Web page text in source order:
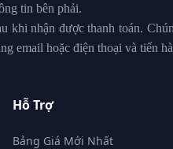
tin bên phải.
khi nhận được thanh toán.
email hoặc điện thoại và tiến
Hỗ Trợ
Bảng Giá Mới Nhất